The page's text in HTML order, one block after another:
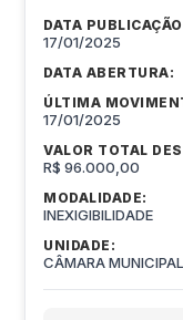
DATA
17/01/2025
DATA ABERTURA:
ÚLTIMA
17/01/2025
VALOR TOTAL
R$ 96.000,00
MODALIDADE:
INEXIGIBILIDADE
UNIDADE:
CÂMARA